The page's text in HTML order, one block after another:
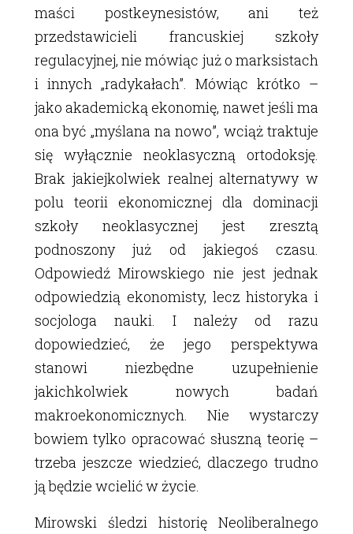
maści postkeynesistów, ani też
przedstawicieli francuskiej szkoły
regulacyjnej, nie mówiąc już o marksistach
i innych „radykałach”. Mówiąc krótko –
jako akademicką ekonomię, nawet jeśli ma
ona być „myślana na nowo”, wciąż traktuje
się wyłącznie neoklasyczną ortodoksję.
Brak jakiejkolwiek realnej alternatywy w
polu teorii ekonomicznej dla dominacji
szkoły neoklasycznej jest zresztą
podnoszony już od jakiegoś czasu.
Odpowiedź Mirowskiego nie jest jednak
odpowiedzią ekonomisty, lecz historyka i
socjologa nauki. I należy od razu
dopowiedzieć, że jego perspektywa
stanowi niezbędne uzupełnienie
jakichkolwiek nowych badań
makroekonomicznych. Nie wystarczy
bowiem tylko opracować słuszną teorię –
trzeba jeszcze wiedzieć, dlaczego trudno
ją będzie wcielić w życie.
Mirowski śledzi historię Neoliberalnego